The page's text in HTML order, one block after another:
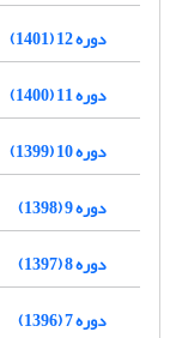
دوره 12 (1401)
دوره 11 (1400)
دوره 10 (1399)
دوره 9 (1398)
دوره 8 (1397)
دوره 7 (1396)